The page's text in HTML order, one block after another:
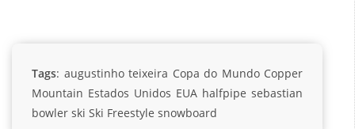
Tags: augustinho teixeira Copa do Mundo Copper
Mountain Estados Unidos EUA halfpipe sebastian
bowler ski Ski Freestyle snowboard